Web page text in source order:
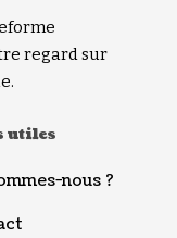
regard sur
utiles
nous ?